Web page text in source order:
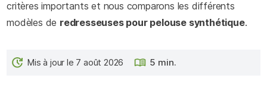
Mis à jour le 7 août 2026 5 min.
critères importants et nous comparons les différents
modèles de redresseuses pour pelouse synthétique.